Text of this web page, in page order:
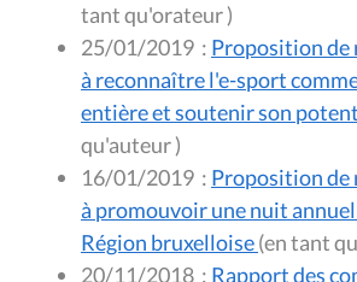
tant qu'orateur )
25/01/2019 : Proposition
à reconnaître l'e-sport
entière et soutenir son
qu'auteur )
16/01/2019 : Proposition
à promouvoir une nuit
Région bruxelloise
20/11/2018 : Rapport des